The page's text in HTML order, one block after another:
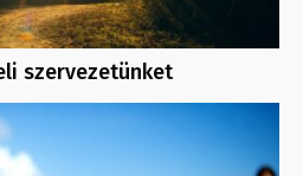
szervezetünket